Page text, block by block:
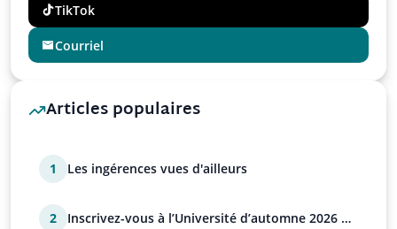
TikTok
Courriel
Articles populaires
1 Les ingérences vues d'ailleurs
2
Inscrivez-vous à l’Université d’automne 2026 de